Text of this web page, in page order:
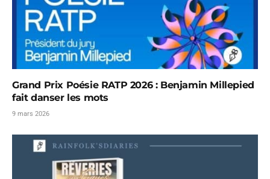
Grand Prix Poésie RATP 2026 : Benjamin Millepied
fait danser les mots
9 mars 2026